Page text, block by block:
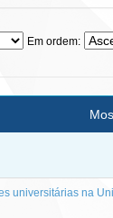
Em ordem:
universitárias na